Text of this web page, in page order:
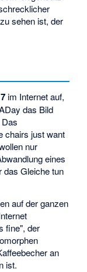
sehen ist, der
im Internet auf,
das Bild
chairs just want
nur
eines
das Gleiche tun
auf der ganzen
fine", der
an
ist.